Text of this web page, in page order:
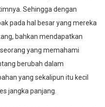
Sehingga dengan
pada hal besar yang mereka
bahkan mendapatkan
yang memahami
berubah dalam
yang sekalipun itu kecil
jangka panjang.